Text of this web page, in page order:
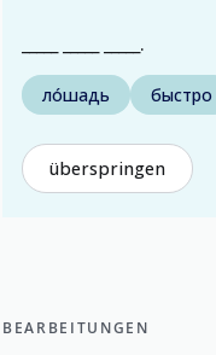
_____ _____ _____.
ло́шадь быстро
überspringen
BEARBEITUNGEN